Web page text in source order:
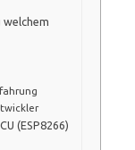
welchem
(ESP8266)